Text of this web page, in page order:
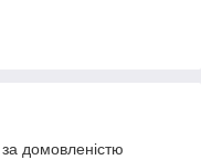
домовленістю